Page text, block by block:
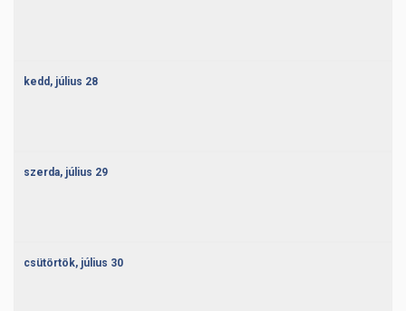
kedd, július 28
szerda, július 29
csütörtök, július 30